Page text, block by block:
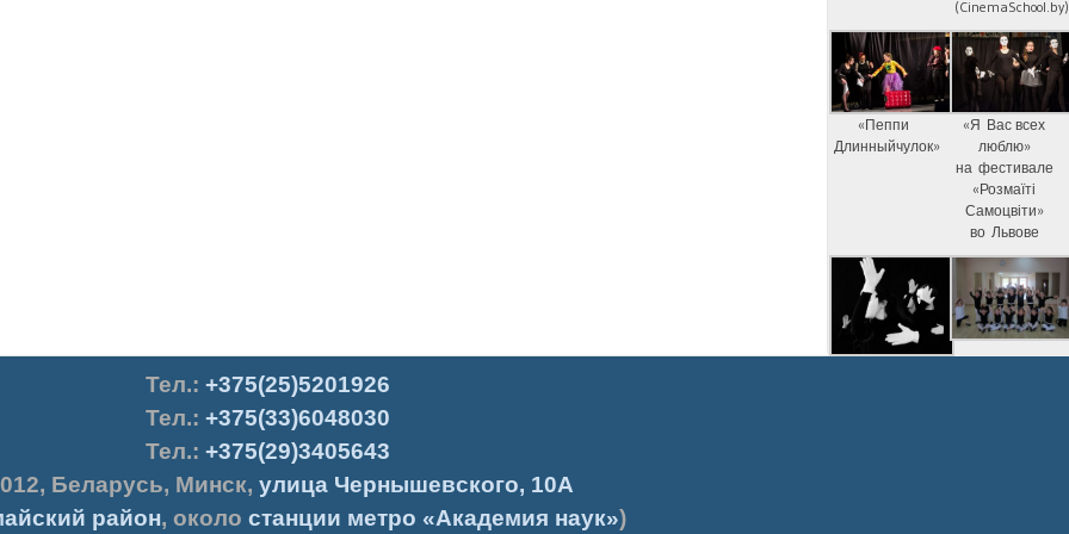
(CinemaSchool.by)
«Пеппи
Длинныйчулок»
«Я Вас всех
люблю»
на фестивале
«Розмаїті
Самоцвіти»
во Львове
Тел.: +375(25)5201926
Тел.: +375(33)6048030
Тел.: +375(29)3405643
, Беларусь, Минск, улица Чернышевского, 10А
район, около станции метро «Академия наук»)